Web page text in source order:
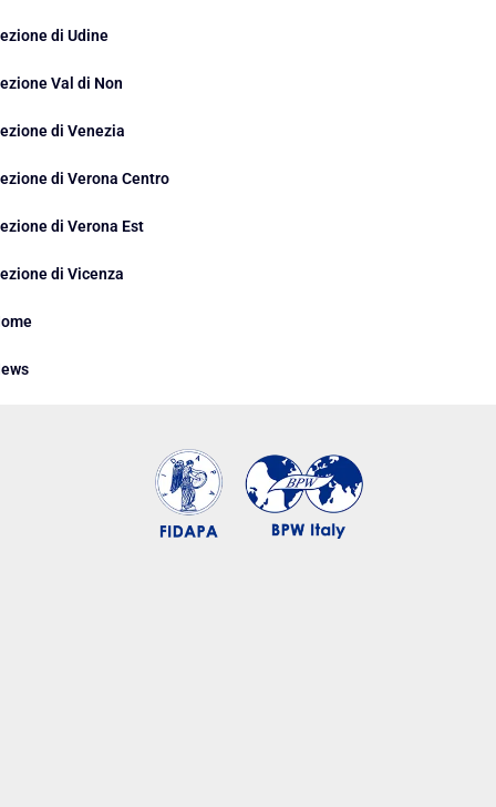
di Udine
Val di Non
di Venezia
di Verona Centro
di Verona Est
di Vicenza